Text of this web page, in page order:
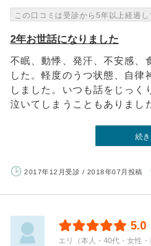
この口コミは受診から5年以上経過し
2年お世話になりました
不眠、動悸、発汗、不安感、
した。軽度のうつ状態、自律
しました。いつも話をじっく
泣いてしまうこともありまし
続
2017年12月受診 / 2018年07月投稿
5.0
エリ（本人・40代・女性・